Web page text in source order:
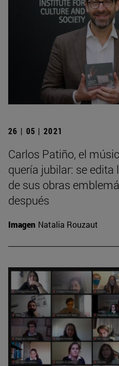
26 | 05 | 2021
Carlos Patiño, el
quería jubilar: se
de sus obras
después
Imagen Natalia Rouzaut